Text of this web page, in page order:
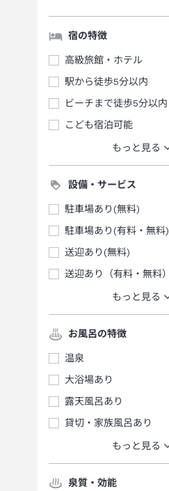
宿の特徴
高級旅館・ホテル
駅から徒歩5分以内
ビーチまで徒歩5分以内
こども宿泊可能
もっと見る
設備・サービス
駐車場あり(無料)
駐車場あり(有料・無料)
送迎あり(無料)
送迎あり（有料・無料）
もっと見る
お風呂の特徴
温泉
大浴場あり
露天風呂あり
貸切・家族風呂あり
もっと見る
泉質・効能